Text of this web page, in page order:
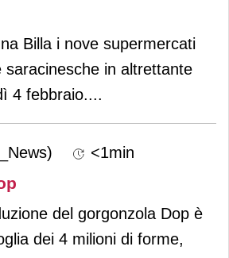
Billa i nove supermercati
saracinesche in altrettante
4 febbraio....
<1min
del gorgonzola Dop è
dei 4 milioni di forme,